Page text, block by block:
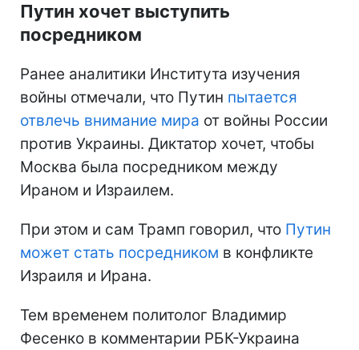
Путин хочет выступить
посредником
Ранее аналитики Института изучения
войны отмечали, что Путин пытается
отвлечь внимание мира от войны России
против Украины. Диктатор хочет, чтобы
Москва была посредником между
Ираном и Израилем.
При этом и сам Трамп говорил, что Путин
может стать посредником в конфликте
Израиля и Ирана.
Тем временем политолог Владимир
Фесенко в комментарии РБК-Украина